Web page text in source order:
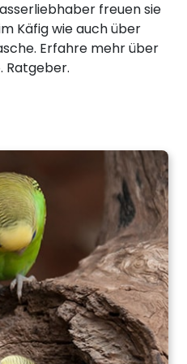
freuen sie
Käfig wie auch über
Erfahre mehr über
Ratgeber.